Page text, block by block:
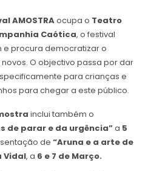
AMOSTRAocupa o Teatro
Caótica, o festival
procura democratizar o
O objectivo passa por dar
para crianças e
para chegar a este público.
inclui também o
de parar e da urgência”a 5
de “Aruna e a arte de
Vidal, a 6 e 7 de Março.